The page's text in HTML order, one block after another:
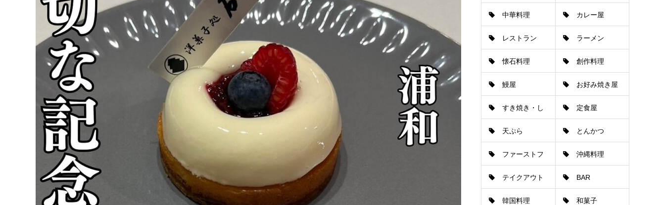
中華料理 カレー屋
レストラン ラーメン
懐石料理 創作料理
鰻屋 お好み焼き屋
すき焼き・し
ゃぶしゃぶ
定食屋
天ぷら とんかつ
ファーストフ
ード
沖縄料理
テイクアウト BAR
韓国料理 和菓子